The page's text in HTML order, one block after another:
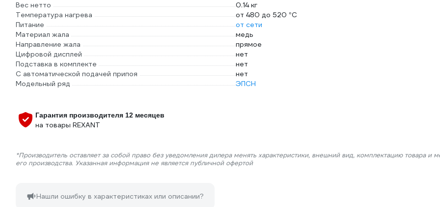
Вес нетто
0.14 кг
Температура нагрева
от 480 до 520 °С
Питание
от сети
Материал жала
медь
Направление жала
прямое
Цифровой дисплей
нет
Подставка в комплекте
нет
С автоматической подачей припоя
нет
Модельный ряд
ЭПСН
Гарантия производителя 12 месяцев
на товары REXANT
*Производитель оставляет за собой право без уведомления дилера менять характеристики, внешний вид, комплектацию товара и
его производства. Указанная информация не является публичной офертой
Нашли ошибку в характеристиках или описании?